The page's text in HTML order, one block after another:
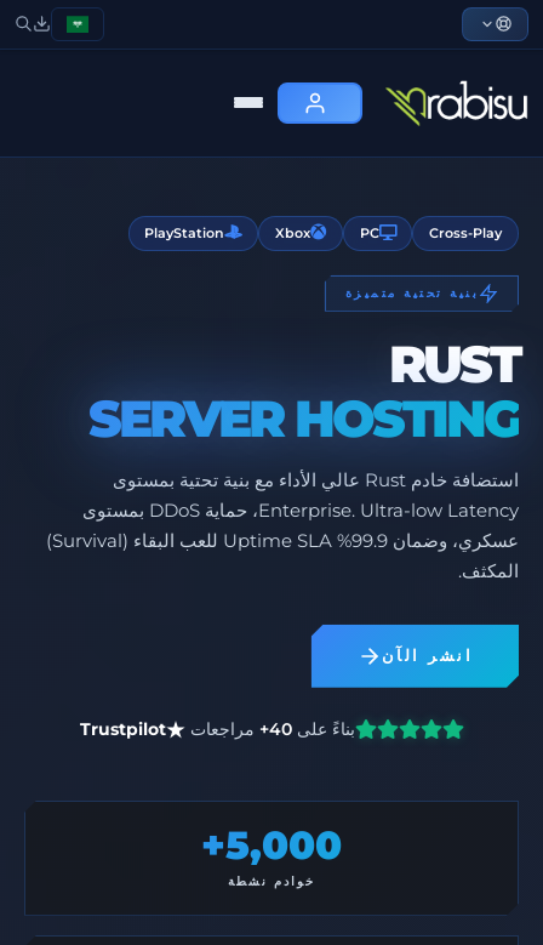
Cross-Play
PC
Xbox
PlayStation
بنية تحتية متميزة
RUST
SERVER HOSTING
استضافة خادم Rust عالي الأداء مع بنية تحتية بمستوى
Enterprise. Ultra-low Latency، حماية DDoS بمستوى
عسكري، وضمان 99.9% Uptime SLA للعب البقاء (Survival)
المكثف.
انشر الآن
بناءً على40+ مراجعات Trustpilot
5,000+
خوادم نشطة